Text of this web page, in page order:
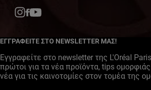
ΕΓΓΡΑΦΕΙΤΕ ΣΤΟ NEWSLETTER ΜΑΣ!
Εγγραφείτε στο newsletter της L'Oréal
πρώτοι για τα νέα προϊόντα, tips
νέα για τις καινοτομίες στον τομέα της